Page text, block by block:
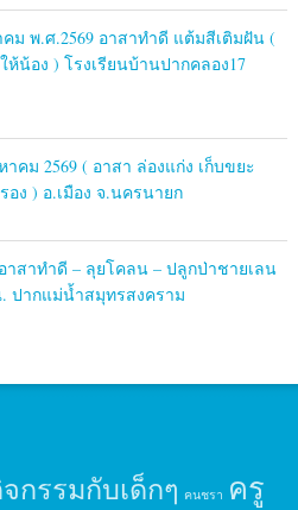
ม พ.ศ.2569 อาสาทำดี แต้มสีเติมฝัน (
น้อง ) โรงเรียนบ้านปากคลอง17
คม 2569 ( อาสา ล่องแก่ง เก็บขยะ
ง ) อ.เมือง จ.นครนายก
าสาทำดี – ลุยโคลน – ปลูกป่าชายเลน
ปากแม่น้ำสมุทรสงคราม
กรรมกับเด็กๆ คนชรา ครู